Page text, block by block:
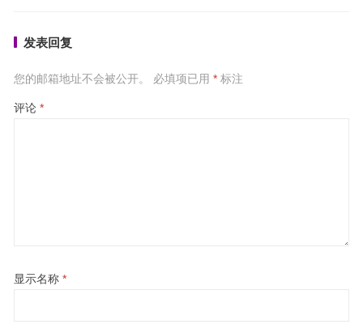
发表回复
您的邮箱地址不会被公开。 必填项已用 *标注
评论 *
显示名称 *